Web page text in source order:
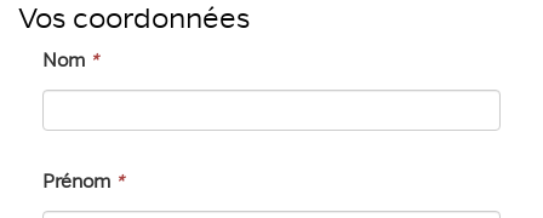
Vos coordonnées
Nom *
Prénom *